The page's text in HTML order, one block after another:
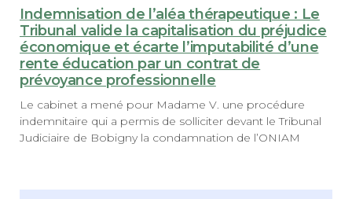
Indemnisation de l’aléa thérapeutique : Le
Tribunal valide la capitalisation du préjudice
économique et écarte l’imputabilité d’une
rente éducation par un contrat de
prévoyance professionnelle
Le cabinet a mené pour Madame V. une procédure
indemnitaire qui a permis de solliciter devant le Tribunal
Judiciaire de Bobigny la condamnation de l’ONIAM